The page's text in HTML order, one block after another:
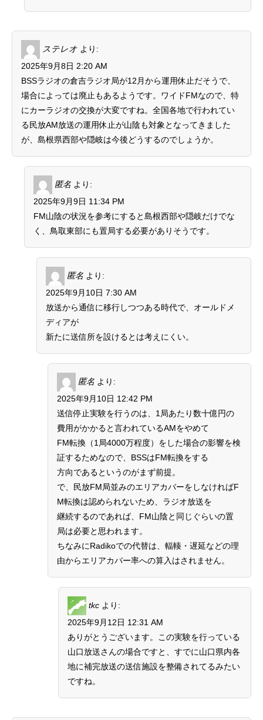
ステレオ より:
2025年9月8日 2:20 AM
BSSラジオの倉吉ラジオ局が12月から運用休止だそうで、
場合によっては廃止もあるようです。ワイドFMなので、特
にカーラジオの交換が大変ですね。全国各地で行われてい
る民放AM放送の運用休止が山陰も対象となってきました
が、島根県西部や隠岐は今後どうするのでしょうか。
匿名 より:
2025年9月9日 11:34 PM
FM山陰の状況を参考にすると島根西部や隠岐だけでな
く、鳥取東部にも置局する必要がありそうです。
匿名 より:
2025年9月10日 7:30 AM
放送から通信に移行しつつある時代で、オールドメ
ディアが
新たに送信所を設けるとは考えにくい。
匿名 より:
2025年9月10日 12:42 PM
送信停止実験を行うのは、1局あたり数十億円の
費用がかかると言われているAMをやめて
FM転換（1局4000万程度）をした場合の影響を検
証するためなので、BSSはFM転換をする
方向であるというのがまず前提。
で、民放FM局並みのエリアカバーをしなければF
M転換は認められないため、ラジオ放送を
継続するのであれば、FM山陰と同じぐらいの置
局は必要と思われます。
ちなみにRadikoでの代替は、輻輳・遅延などの理
由からエリアカバー率への算入はされません。
tkc より:
2025年9月12日 12:31 AM
ありがとうございます。この実験を行っている
山口放送さんの場合ですと、すでに山口県内各
地に補完放送の送信施設を整備されてるみたい
ですね。